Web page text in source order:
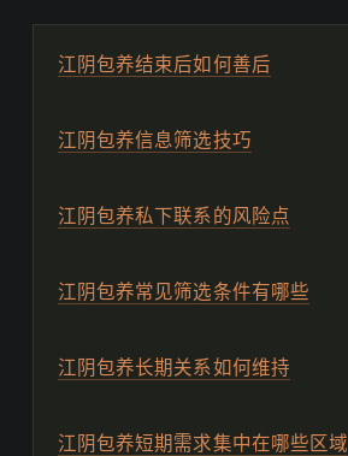
江阴包养结束后如何善后
江阴包养信息筛选技巧
江阴包养私下联系的风险点
江阴包养常见筛选条件有哪些
江阴包养长期关系如何维持
江阴包养短期需求集中在哪些区域